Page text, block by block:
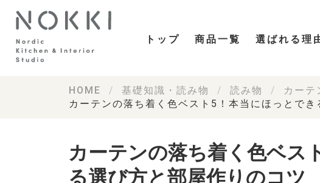
トップ 商品一覧 選ばれる理
HOME 基礎知識・読み物 読み物
カーテ
カーテンの落ち着く色ベスト5！本当にほっとで
カーテンの落ち着く色ベス
る選び方と部屋作りのコツ